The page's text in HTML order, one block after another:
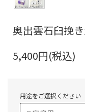
奥出雲石臼挽
5,400円(税込)
用途をご選択ください